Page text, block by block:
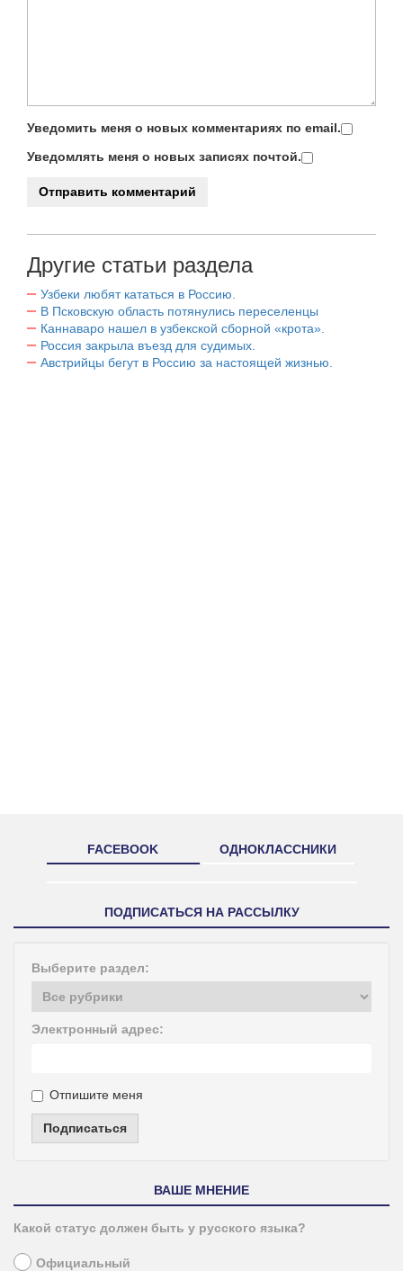
Уведомить меня о новых комментариях по email.
Уведомлять меня о новых записях почтой.
Другие статьи раздела
Узбеки любят кататься в Россию.
В Псковскую область потянулись переселенцы
Каннаваро нашел в узбекской сборной «крота».
Россия закрыла въезд для судимых.
Австрийцы бегут в Россию за настоящей жизнью.
FACEBOOK ОДНОКЛАССНИКИ
ПОДПИСАТЬСЯ НА РАССЫЛКУ
Выберите раздел:
Электронный адрес:
Отпишите меня
Подписаться
ВАШЕ МНЕНИЕ
Какой статус должен быть у русского языка?
Официальный